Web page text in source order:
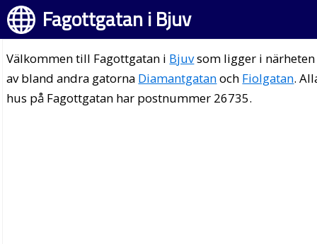
Fagottgatan i Bjuv
Välkommen till Fagottgatan i Bjuvsom ligger i närheten
av bland andra gatorna Diamantgatanoch Fiolgatan.
hus på Fagottgatan har postnummer 26735.